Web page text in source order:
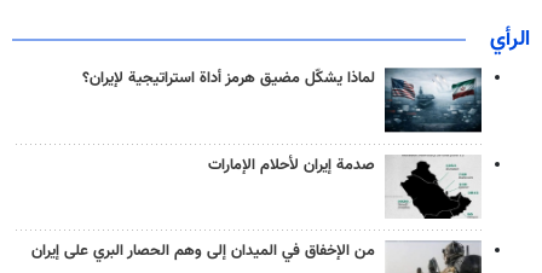
الرأي
لماذا يشكّل مضيق هرمز أداة استراتيجية لإيران؟
صدمة إيران لأحلام الإمارات
من الإخفاق في الميدان إلى وهم الحصار البري على إيران